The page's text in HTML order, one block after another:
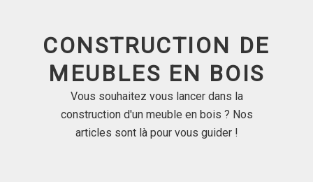
CONSTRUCTION DE
MEUBLES EN BOIS
Vous souhaitez vous lancer dans la
construction d'un meuble en bois ? Nos
articles sont là pour vous guider !